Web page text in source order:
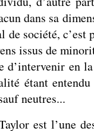
dans sa
société, c’est
issus de
d’intervenir en
étant
neutres...
est l’une